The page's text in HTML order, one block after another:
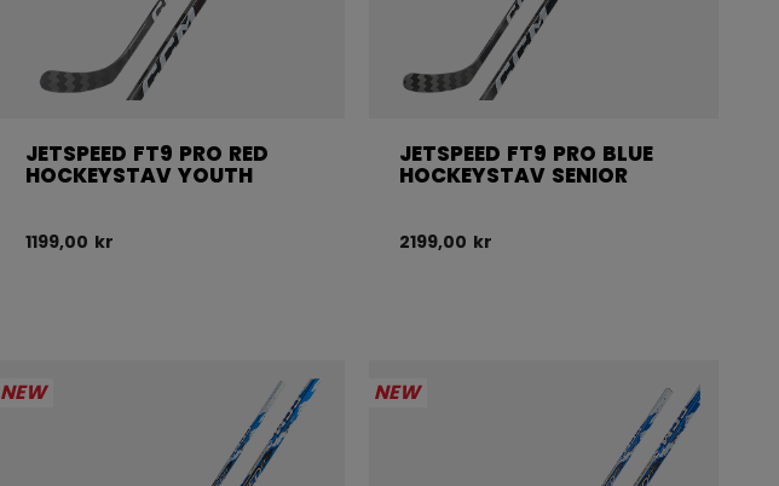
JETSPEED FT9 PRO RED
HOCKEYSTAV YOUTH
1199,00 kr
JETSPEED FT9 PRO BLUE
HOCKEYSTAV SENIOR
2199,00 kr
NEW NEW